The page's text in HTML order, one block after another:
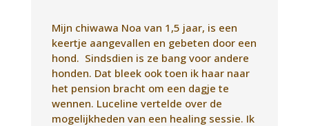
Toen ze bij ons thuis kwam, werd Noa al
rustiger, ze ging in de vensterbank
liggen, wat ze normaal nooit doet. Je zag
wat gebeuren, maar Ik kon er niet
precies mijn vinger opleggen.